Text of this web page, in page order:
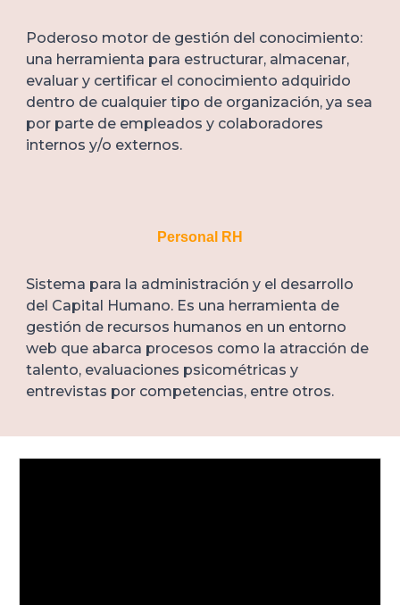
Poderoso motor de gestión del conocimiento:
una herramienta para estructurar, almacenar,
evaluar y certificar el conocimiento adquirido
dentro de cualquier tipo de organización, ya sea
por parte de empleados y colaboradores
internos y/o externos.
Personal RH
Sistema para la administración y el desarrollo
del Capital Humano. Es una herramienta de
gestión de recursos humanos en un entorno
web que abarca procesos como la atracción de
talento, evaluaciones psicométricas y
entrevistas por competencias, entre otros.